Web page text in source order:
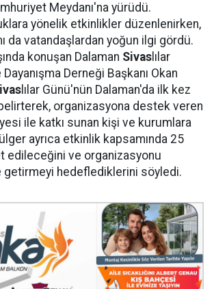
Meydanı'na yürüdü.
yönelik etkinlikler düzenlenirken,
da vatandaşlardan yoğun ilgi gördü.
konuşan Dalaman Sivas lılar
Derneği Başkanı Okan
lılar Günü'nün Dalaman'da ilk kez
organizasyona destek veren
ile katkı sunan kişi ve kurumlara
ayrıca etkinlik kapsamında 25
edileceğini ve organizasyonu
getirmeyi hedeflediklerini söyledi.